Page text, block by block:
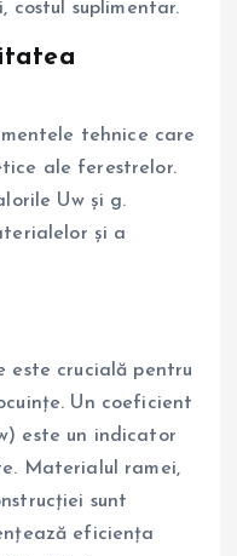
costul suplimentar.
tehnice care
ale ferestrelor.
Uw și g.
și a
crucială pentru
Un coeficient
este un indicator
Materialul ramei,
sunt
eficiența